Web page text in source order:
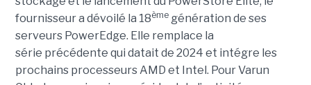
fournisseur a dévoilé la 18èmegénération de ses
serveurs PowerEdge. Elle remplace la
série précédente qui datait de 2024 et intégre les
prochains processeurs AMD et Intel. Pour Varun